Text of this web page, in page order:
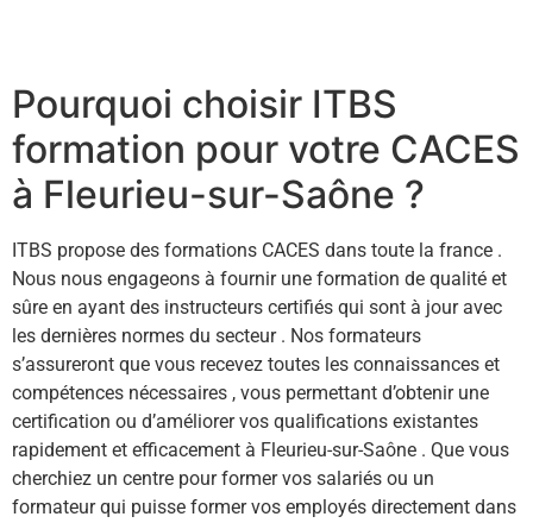
Pourquoi choisir ITBS
formation pour votre CACES
à Fleurieu-sur-Saône ?
ITBS propose des formations CACES dans toute la france .
Nous nous engageons à fournir une formation de qualité et
sûre en ayant des instructeurs certifiés qui sont à jour avec
les dernières normes du secteur . Nos formateurs
s’assureront que vous recevez toutes les connaissances et
compétences nécessaires , vous permettant d’obtenir une
certification ou d’améliorer vos qualifications existantes
rapidement et efficacement à Fleurieu-sur-Saône . Que vous
cherchiez un centre pour former vos salariés ou un
formateur qui puisse former vos employés directement dans